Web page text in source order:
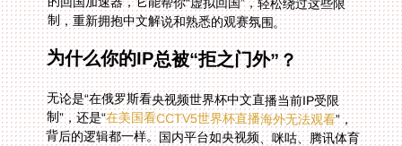
制，重新拥抱中文解说和熟悉的观赛氛围。
为什么你的IP总被“拒之门外”？
无论是“在俄罗斯看央视频世界杯中文直播当前IP受限
制”，还是“在美国看CCTV5世界杯直播海外无法观看”，
背后的逻辑都一样。国内平台如央视频、咪咕、腾讯体育
等，其内容授权仅限于中国大陆地区。当你身处海外，你
的网络IP地址暴露了你的真实位置，平台服务器便会立即
拦截你的访问请求。这无关你的账号是否VIP，纯粹是地
理位置决定的。想解决这个问题，关键就是让你的网络流
量“看起来”是从国内发出的，这就需要借助拥有国内服务